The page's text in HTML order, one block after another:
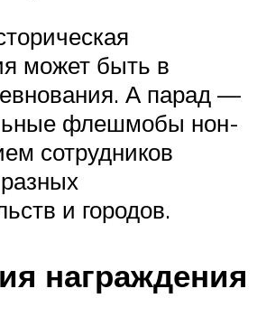
может быть в
А парад —
флешмобы нон-
сотрудников
и городов.
награждения